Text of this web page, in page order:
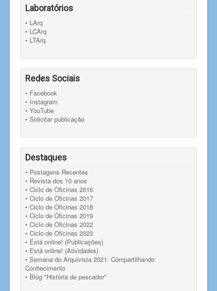
Laboratórios
• LArq
• LCArq
• LTArq
Redes Sociais
• Facebook
• Instagram
• YouTube
• Solicitar publicação
Destaques
• Postagens Recentes
• Revista dos 10 anos
• Ciclo de Oficinas 2016
• Ciclo de Oficinas 2017
• Ciclo de Oficinas 2018
• Ciclo de Oficinas 2019
• Ciclo de Oficinas 2022
• Ciclo de Oficinas 2023
• Está online! (Publicações)
• Está online! (Atividades)
• Semana do Arquivista 2021: Compartilhando
Conhecimento
• Blog "História de pescador"